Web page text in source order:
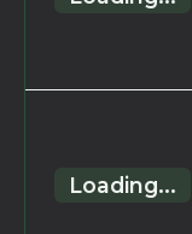
Loading...